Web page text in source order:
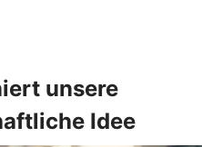
unsere
Idee